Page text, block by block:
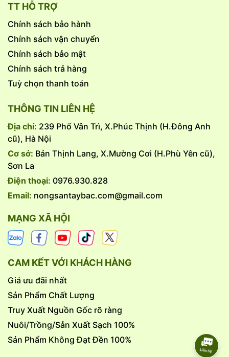
Công đoạn tiếp theo của món thịt trâu sấy khô là tẩm ướp
được băm nhuyễn , đặc biệt không thể thiếu khén giã nhỏ –
một loại hạt tiêu chỉ có trên vùng rừng núi Tây Bắc. Sau đó
vòng từ 2 đến 3 tiếng.
Khi những thớ thịt đã ngấm đều gia vị, người dân sẽ dùng
que xiên và đem treo lên gác bếp. Thịt trâu sẽ chín nhờ
khói, độ nóng của các loại gia vị đã được tẩm ướp vào
TT HỖ TRỢ
Chính sách bảo hành
Chính sách vận chuyển
Chính sách bảo mật
Chính sách trả hàng
Tuỳ chọn thanh toán
THÔNG TIN LIÊN HỆ
Địa chỉ: 239 Phố Vân Trì, X.Phúc Thịnh (H.Đông Anh
cũ), Hà Nội
Cơ sở: Bản Thịnh Lang, X.Mường Cơi (H.Phù Yên cũ),
Sơn La
Điện thoại: 0976.930.828
Email: nongsantaybac.com@gmail.com
MẠNG XÃ HỘI
CAM KẾT VỚI KHÁCH HÀNG
Giá ưu đãi nhất
Sản Phẩm Chất Lượng
Truy Xuất Nguồn Gốc rõ ràng
Nuôi/Trồng/Sản Xuất Sạch 100%
Sản Phẩm Không Đạt Đền 100%